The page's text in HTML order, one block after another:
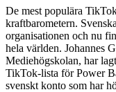
De mest populära
kraftbarometern.
organisationen och nu
hela världen. Johannes
Mediehögskolan, har
TikTok-lista för Power
svenskt konto som har